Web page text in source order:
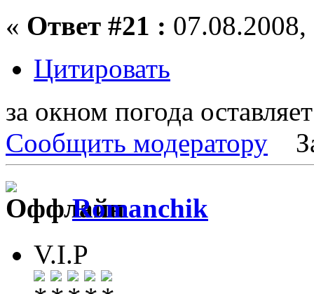
« Ответ #21 :
Цитировать
за окном погода
Сообщить модератору
Romanchik
V.I.P